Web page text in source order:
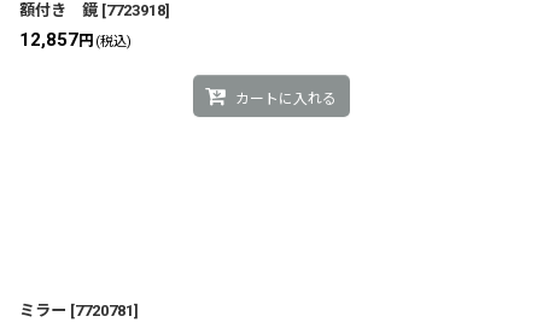
額付き 鏡 [7723918]
12,857円 (税込)
カートに入れる
ミラー [7720781]